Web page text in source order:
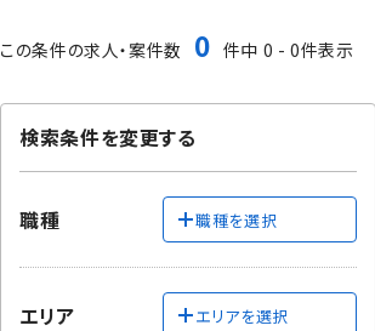
この条件の求人・案件数 0 件中 0 - 0件表示
検索条件を変更する
職種 職種を選択
エリア エリアを選択